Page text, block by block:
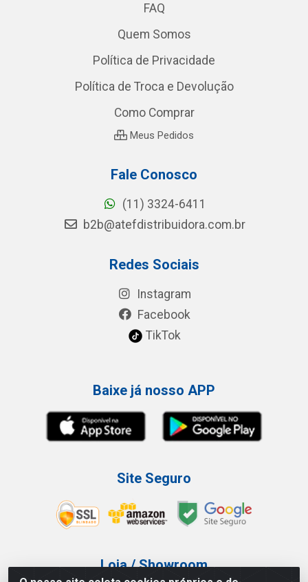
FAQ
Quem Somos
Política de Privacidade
Política de Troca e Devolução
Como Comprar
Meus Pedidos
Fale Conosco
(11) 3324-6411
b2b@atefdistribuidora.com.br
Redes Sociais
Instagram
Facebook
TikTok
Baixe já nosso APP
Site Seguro
Loja / Showroom